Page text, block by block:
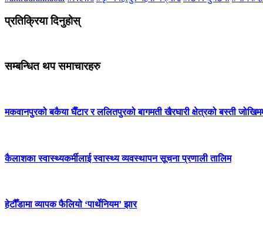
ठगी गिरोह पक्राउ
बकैया घैँटार र ललितपुरको बागमती खैरघारी क्षेत्रको बस्ती जोखिममा
फैलियो ‘पार्थेनियम’ झार
क्याम्पसमा अध्ययनत हेटौँडाका लकेश सापकोटाले सुरु गरे आफ्नै व्यवसाय
क्लबद्वारा वृक्षरोपण
प्रतिक्रिया दिनुहोस्
सम्बन्धित थप समाचारहरु
मकवानपुरको बकैया घैँटार र ललितपुरको बागमती खैरघारी क्षेत्रको बस्ती
कैलाशका स्वास्थ्यकर्मीलाई स्वास्थ्य व्यवस्थापन सूचना प्रणाली तालिम
हेटौँडामा व्यापक फैलियो ‘पार्थेनियम’ झार